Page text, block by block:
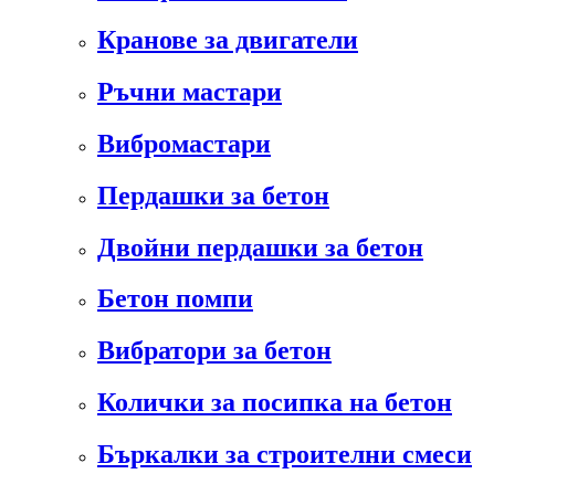
Кранове за двигатели
Ръчни мастари
Вибромастари
Пердашки за бетон
Двойни пердашки за бетон
Бетон помпи
Вибратори за бетон
Колички за посипка на бетон
Бъркалки за строителни смеси